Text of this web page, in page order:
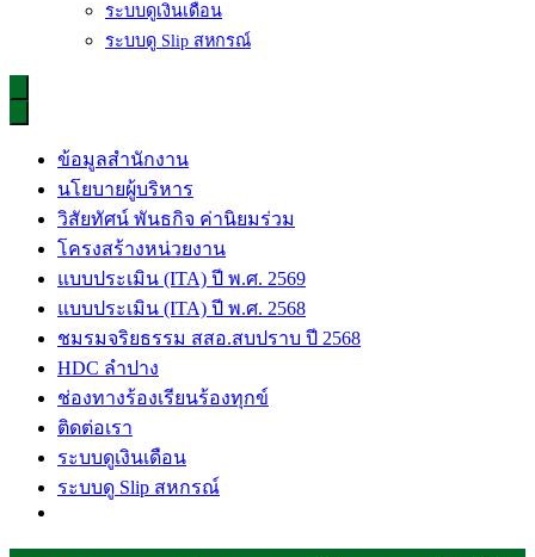
ระบบดูเงินเดือน
ระบบดู Slip สหกรณ์
ข้อมูลสำนักงาน
นโยบายผู้บริหาร
วิสัยทัศน์ พันธกิจ ค่านิยมร่วม
โครงสร้างหน่วยงาน
แบบประเมิน (ITA) ปี พ.ศ. 2569
แบบประเมิน (ITA) ปี พ.ศ. 2568
ชมรมจริยธรรม สสอ.สบปราบ ปี 2568
HDC ลำปาง
ช่องทางร้องเรียนร้องทุกข์
ติดต่อเรา
ระบบดูเงินเดือน
ระบบดู Slip สหกรณ์